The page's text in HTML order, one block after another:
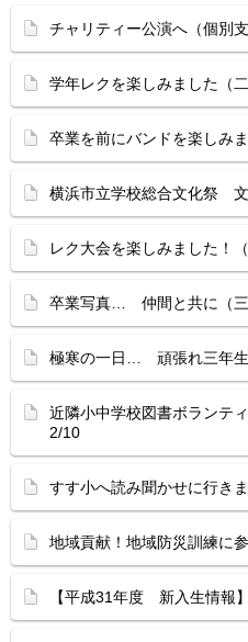
チャリティー公演へ（個別
学年レクを楽しみました（
卒業を前にバンドを楽しみ
横浜市立学校総合文化祭
レク大会を楽しみました！
卒業写真… 仲間と共に（
極寒の一日… 頑張れ三年
近隣小中学校図書ボランテ
2/10
すす小へ読み聞かせに行き
地域貢献！地域防災訓練に
【平成31年度 新入生情報